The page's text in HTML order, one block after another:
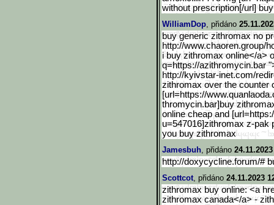
without prescription[/url]
WilliamDop, přidáno
buy generic zithromax no
http://www.chaoren.group/
i buy zithromax online</a>
q=https://azithromycin.bar
http://kyivstar-inet.com/
zithromax over the counter
[url=https://www.quanlaod
thromycin.bar]buy
online cheap and
u=547016]zithromax z-pak
you buy zithromax
Jamesbuh, přidáno
http://doxycycline.forum/#
Scottcot, přidáno 24.11.2023
zithromax buy online: <a
zithromax canada</a> -